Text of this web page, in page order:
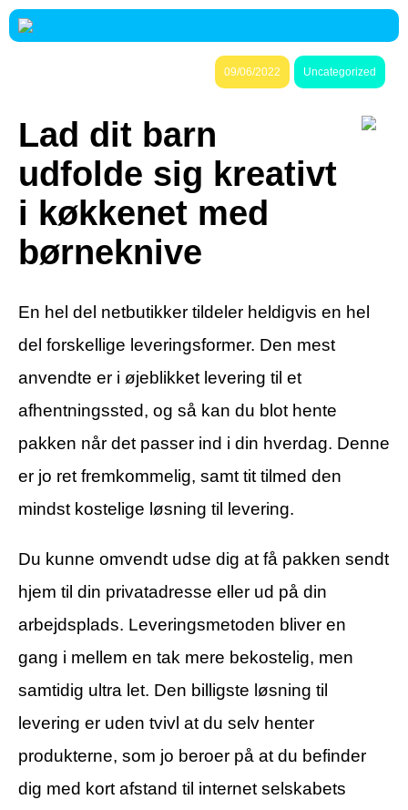
09/06/2022 Uncategorized
Lad dit barn
udfolde sig kreativt
i køkkenet med
børneknive
En hel del netbutikker tildeler heldigvis en hel
del forskellige leveringsformer. Den mest
anvendte er i øjeblikket levering til et
afhentningssted, og så kan du blot hente
pakken når det passer ind i din hverdag. Denne
er jo ret fremkommelig, samt tit tilmed den
mindst kostelige løsning til levering.
Du kunne omvendt udse dig at få pakken sendt
hjem til din privatadresse eller ud på din
arbejdsplads. Leveringsmetoden bliver en
gang i mellem en tak mere bekostelig, men
samtidig ultra let. Den billigste løsning til
levering er uden tvivl at du selv henter
produkterne, som jo beroer på at du befinder
dig med kort afstand til internet selskabets